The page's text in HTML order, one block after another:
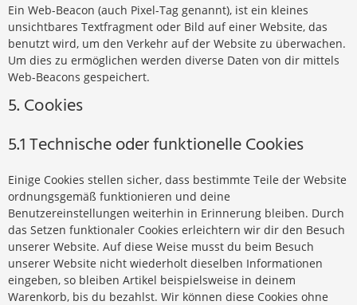
Ein Web-Beacon (auch Pixel-Tag genannt), ist ein kleines
unsichtbares Textfragment oder Bild auf einer Website, das
benutzt wird, um den Verkehr auf der Website zu überwachen.
Um dies zu ermöglichen werden diverse Daten von dir mittels
Web-Beacons gespeichert.
5. Cookies
5.1 Technische oder funktionelle Cookies
Einige Cookies stellen sicher, dass bestimmte Teile der Website
ordnungsgemäß funktionieren und deine
Benutzereinstellungen weiterhin in Erinnerung bleiben. Durch
das Setzen funktionaler Cookies erleichtern wir dir den Besuch
unserer Website. Auf diese Weise musst du beim Besuch
unserer Website nicht wiederholt dieselben Informationen
eingeben, so bleiben Artikel beispielsweise in deinem
Warenkorb, bis du bezahlst. Wir können diese Cookies ohne